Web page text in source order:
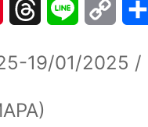
PinterestThreads Line
Copy
19/01/2025 /